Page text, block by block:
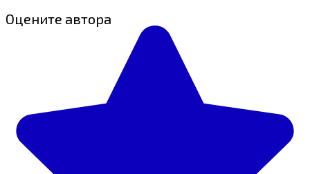
Оцените автора